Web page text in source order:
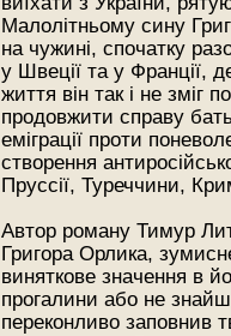
Малолітньому сину
на чужині, спочатку
у Швеції та у Франції,
життя він так і не зміг
продовжити справу
еміграції проти
створення
Пруссії, Туреччини,
Автор роману Тимур
Григора Орлика,
виняткове значення в
прогалини або не
переконливо заповнив